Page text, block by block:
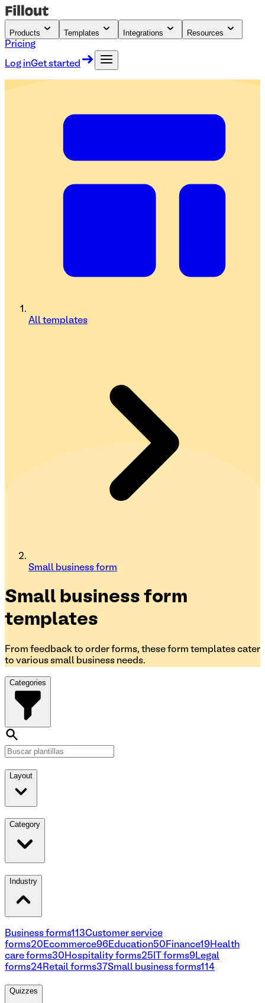
Products Templates Integrations Resources
Pricing
Log inGet started
All templates
Small business form
Small business form
templates
From feedback to order forms, these form templates cater
to various small business needs.
Categories
Layout
Category
Industry
Business forms113Customer service
forms20 Ecommerce96 Education50 Finance19 Health
care forms30 Hospitality forms25 IT forms9 Legal
forms24 Retail forms37Small business forms114
Quizzes